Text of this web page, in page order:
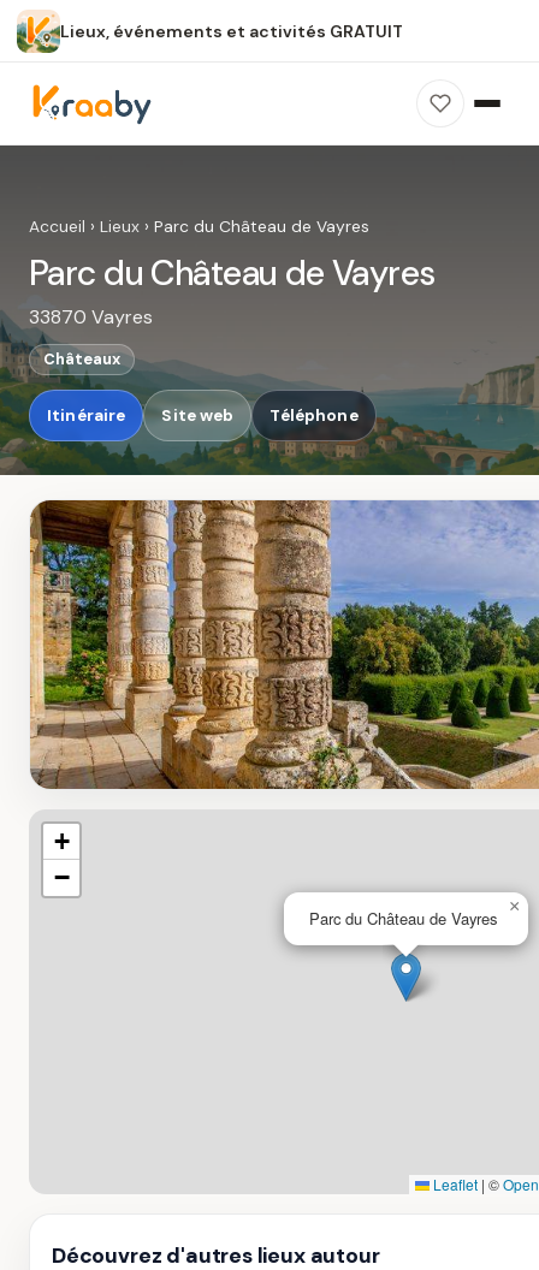
Lieux, événements et activités GRATUIT
spot dans Kraaby.
Accueil › Lieux › Parc du Château de Vayres
Parc du Château de Vayres
33870 Vayres
Châteaux
Itinéraire Site web Téléphone
Parc du Château de Vayres
×
+
−
Leaflet | ©
Découvrez d'autres lieux autour